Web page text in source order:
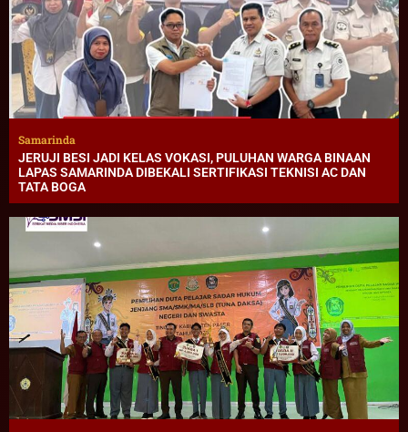
Samarinda
JERUJI BESI JADI KELAS VOKASI, PULUHAN WARGA BINAAN
LAPAS SAMARINDA DIBEKALI SERTIFIKASI TEKNISI AC DAN
TATA BOGA